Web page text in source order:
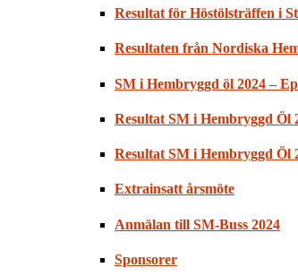
Resultat för Höstölsträffen i
Resultaten från Nordiska
SM i Hembryggd öl 2024 –
Resultat SM i Hembryggd Öl
Resultat SM i Hembryggd Öl
Extrainsatt årsmöte
Anmälan till SM-Buss 2024
Sponsorer